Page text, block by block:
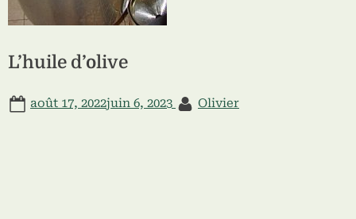
L’huile d’olive
Posted
août 17, 2022juin 6, 2023 By
Olivier